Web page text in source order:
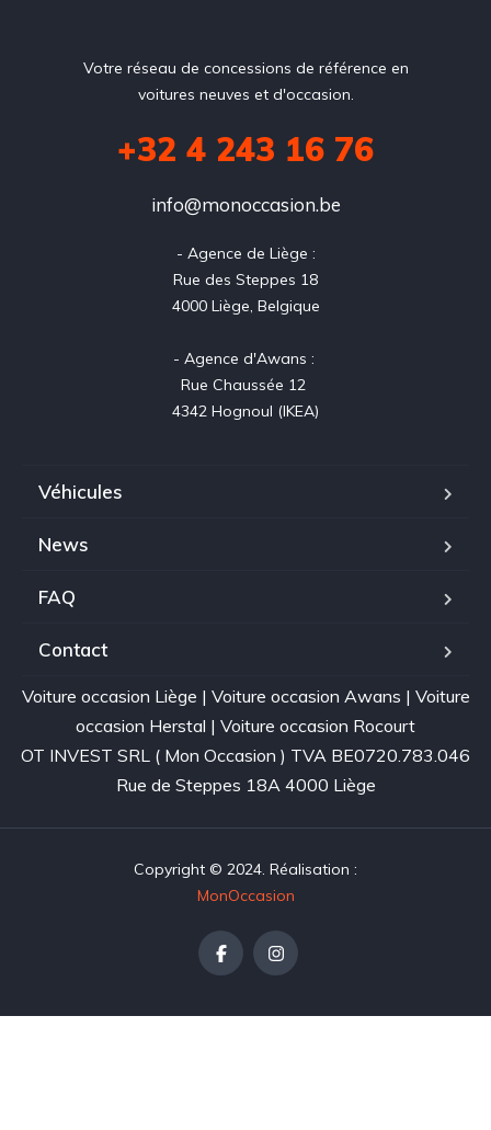
Votre réseau de concessions de référence en
voitures neuves et d'occasion.
+32 4 243 16 76
info@monoccasion.be
- Agence de Liège :
Rue des Steppes 18
4000 Liège, Belgique
- Agence d'Awans :
Rue Chaussée 12
4342 Hognoul (IKEA)
Véhicules
News
FAQ
Contact
Voiture occasion Liège | Voiture occasion Awans | Voiture
occasion Herstal | Voiture occasion Rocourt
OT INVEST SRL ( Mon Occasion ) TVA BE0720.783.046
Rue de Steppes 18A 4000 Liège
Copyright © 2024. Réalisation :
MonOccasion